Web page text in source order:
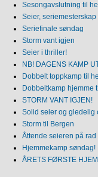
Sesongavslutning til
Seier,
Seriefinale søndag
Storm vant igjen
Seier i thriller!
NB! DAGENS KAMP
Dobbelt toppkamp til
Dobbeltkamp hjemme
STORM VANT IGJEN!
Solid seier og gledelig
Storm til Bergen
Åttende seieren på rad
Hjemmekamp søndag!
ÅRETS FØRSTE